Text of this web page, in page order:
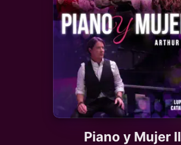
Install Apple Music
Piano y Mujer II